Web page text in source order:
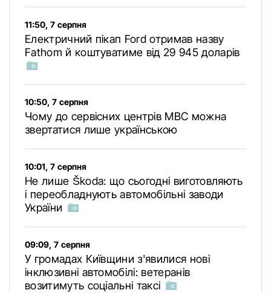
11:50, 7 серпня
Електричний пікап Ford отримав назву
Fathom й коштуватиме від 29 945 доларів
10:50, 7 серпня
Чому до сервісних центрів МВС можна
звертатися лише українською
10:01, 7 серпня
Не лише Škoda: що сьогодні виготовляють
і переобладнують автомобільні заводи
України
09:09, 7 серпня
У громадах Київщини з'явилися нові
інклюзивні автомобілі: ветеранів
возитимуть соціальні таксі